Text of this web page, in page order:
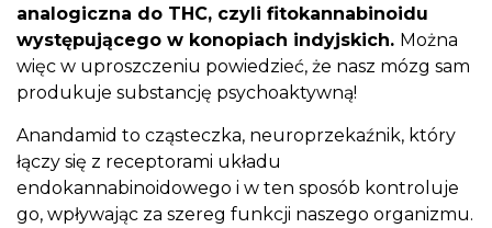
analogiczna do THC, czyli fitokannabinoidu
występującego w konopiach indyjskich. Można
więc w uproszczeniu powiedzieć, że nasz mózg sam
produkuje substancję psychoaktywną!
Anandamid to cząsteczka, neuroprzekaźnik, który
łączy się z receptorami układu
endokannabinoidowego i w ten sposób kontroluje
go, wpływając za szereg funkcji naszego organizmu.